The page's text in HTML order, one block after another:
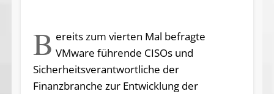
B ereits zum vierten Mal befragte
VMware führende CISOs und
Sicherheitsverantwortliche der
Finanzbranche zur Entwicklung der